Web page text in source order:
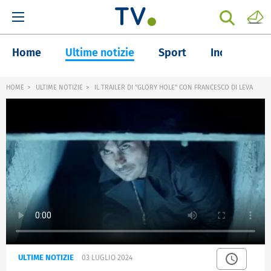
Home Ultime notizie Sport Inchieste
HOME ULTIME NOTIZIE IL TRAILER DI "GLORY HOLE" CON FRANCESCO DI LEVA
ULTIME NOTIZIE 03 LUGLIO 2024